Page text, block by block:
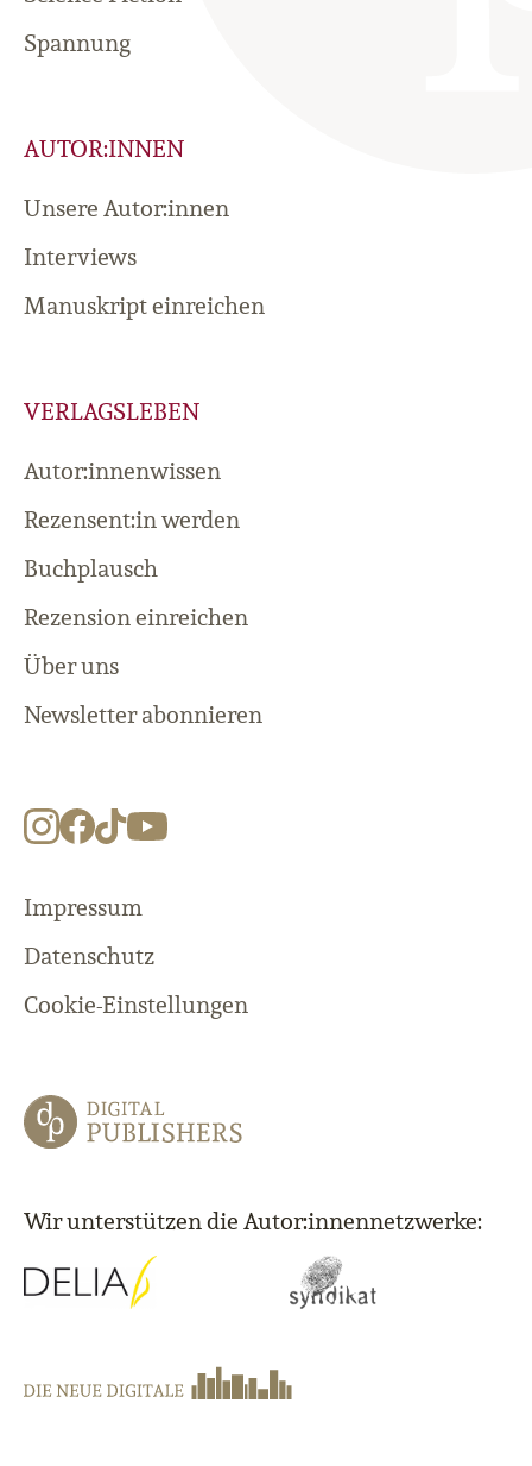
Spannung
AUTOR:INNEN
Unsere Autor:innen
Interviews
Manuskript einreichen
VERLAGSLEBEN
Autor:innenwissen
Rezensent:in werden
Buchplausch
Rezension einreichen
Über uns
Newsletter abonnieren
Impressum
Datenschutz
Cookie-Einstellungen
Wir unterstützen die Autor:innennetzwerke: